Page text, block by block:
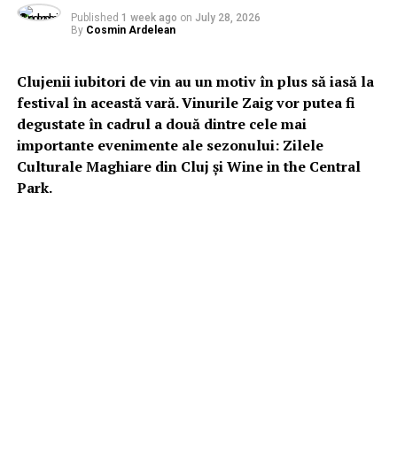
Published 1 week ago on July 28, 2026
By Cosmin Ardelean
Clujenii iubitori de vin au un motiv în plus să iasă la
festival în această vară. Vinurile Zaig vor putea fi
degustate în cadrul a două dintre cele mai
importante evenimente ale sezonului: Zilele
Culturale Maghiare din Cluj și Wine in the Central
Park.